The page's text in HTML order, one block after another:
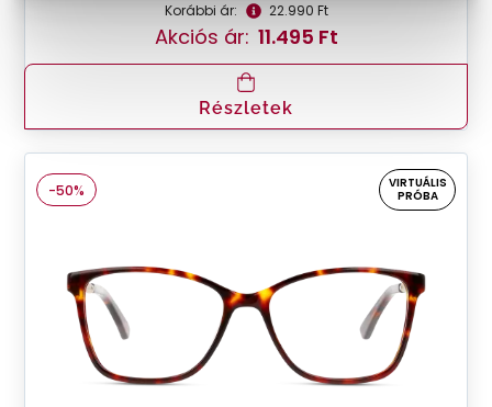
Korábbi ár: 22.990 Ft
Akciós ár: 11.495 Ft
Részletek
-50%
VIRTUÁLIS
PRÓBA